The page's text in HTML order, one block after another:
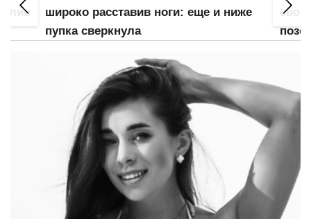
широко расставив ноги: еще и ниже
пупка сверкнула